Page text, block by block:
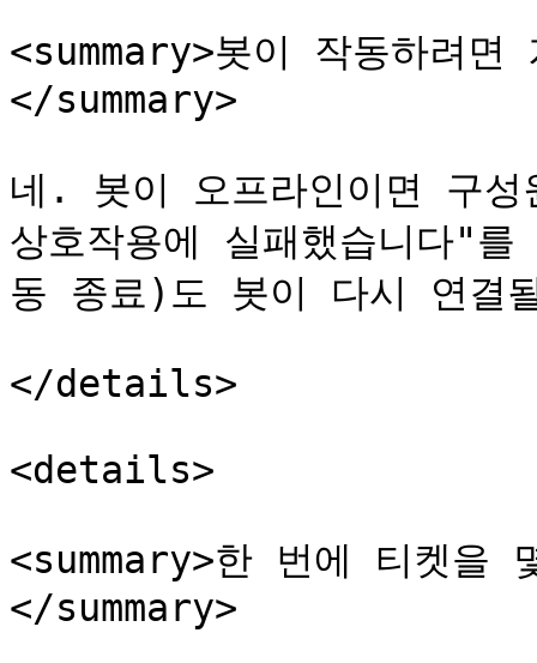
<summary>봇이 작동하려
</summary>
네. 봇이 오프라인이면 구
상호작용에 실패했습니다"
동 종료)도 봇이 다시 연결
</details>
<details>
<summary>한 번에 티켓을
</summary>